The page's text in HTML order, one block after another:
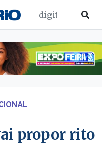
propor rito